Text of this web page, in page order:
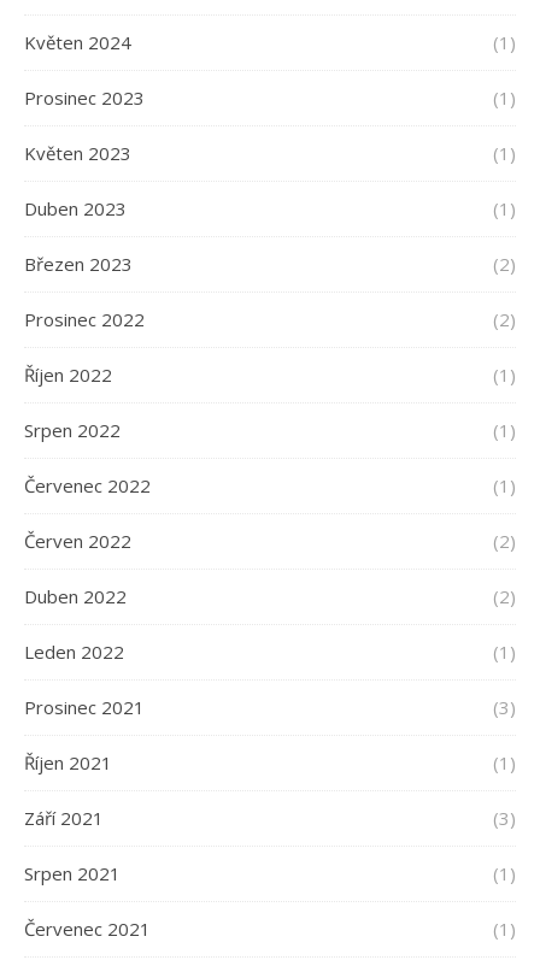
Květen 2024 (1)
Prosinec 2023 (1)
Květen 2023 (1)
Duben 2023 (1)
Březen 2023 (2)
Prosinec 2022 (2)
Říjen 2022 (1)
Srpen 2022 (1)
Červenec 2022 (1)
Červen 2022 (2)
Duben 2022 (2)
Leden 2022 (1)
Prosinec 2021 (3)
Říjen 2021 (1)
Září 2021 (3)
Srpen 2021 (1)
Červenec 2021 (1)